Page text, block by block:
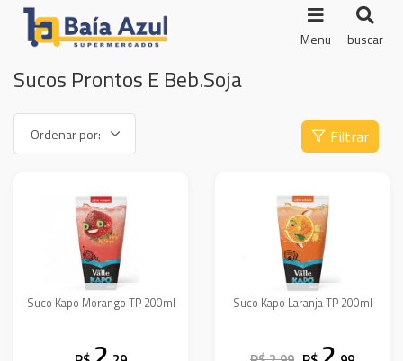
Menu buscar
Sucos Prontos E Beb.Soja
Filtrar
Suco Kapo Morango TP 200ml Suco Kapo Laranja TP 200ml